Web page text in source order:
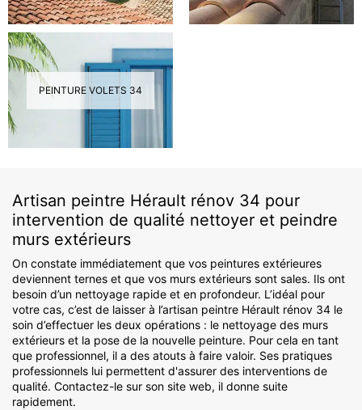
PEINTURE VOLETS 34
Artisan peintre Hérault rénov 34 pour
intervention de qualité nettoyer et peindre
murs extérieurs
On constate immédiatement que vos peintures extérieures
deviennent ternes et que vos murs extérieurs sont sales. Ils ont
besoin d’un nettoyage rapide et en profondeur. L’idéal pour
votre cas, c’est de laisser à l’artisan peintre Hérault rénov 34 le
soin d’effectuer les deux opérations : le nettoyage des murs
extérieurs et la pose de la nouvelle peinture. Pour cela en tant
que professionnel, il a des atouts à faire valoir. Ses pratiques
professionnels lui permettent d'assurer des interventions de
qualité. Contactez-le sur son site web, il donne suite
rapidement.